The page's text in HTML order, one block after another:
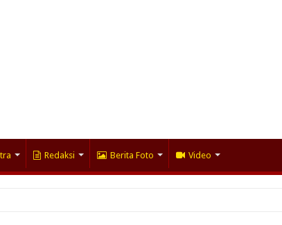
Redaksi Berita Foto Video